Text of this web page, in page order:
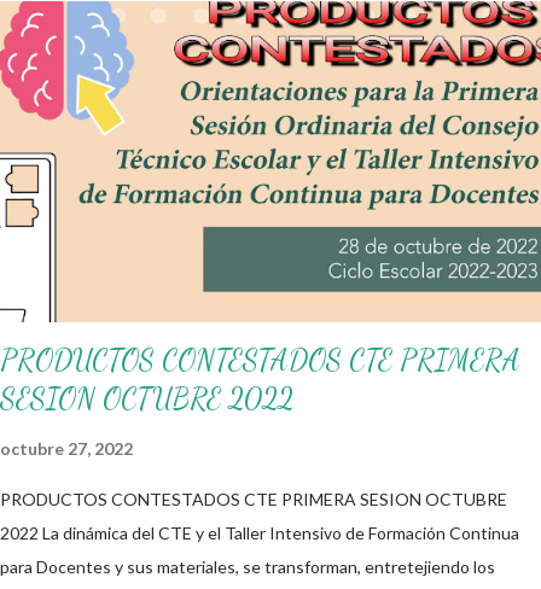
únicamente lo compartimos con fines informativos y educativos.
😊 Obtén documento completo aquí 👇👇👇 Frisos Enero
PRODUCTOS CONTESTADOS CTE PRIMERA
SESION OCTUBRE 2022
octubre 27, 2022
PRODUCTOS CONTESTADOS CTE PRIMERA SESION OCTUBRE
2022 La dinámica del CTE y el Taller Intensivo de Formación Continua
para Docentes y sus materiales, se transforman, entretejiendo los